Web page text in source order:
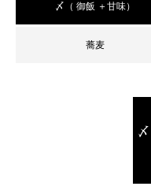
〆（ 御飯 ＋甘味）
蕎麦